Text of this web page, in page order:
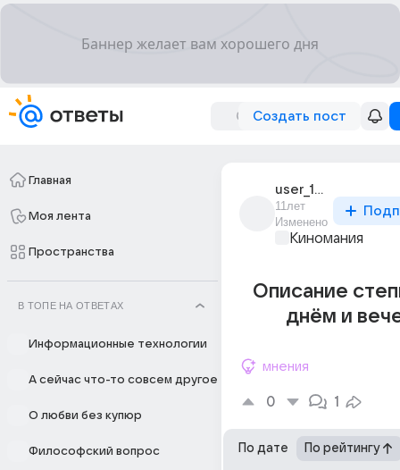
Создать пост
Главная
Моя лента
Пространства
В ТОПЕ НА ОТВЕТАХ
Информационные технологии
А сейчас что-то совсем другое
О любви без купюр
Философский вопрос
user_173353552
11лет
Изменено
Киномания
Описание
днём и
мнения
0 1
По дате По рейтингу